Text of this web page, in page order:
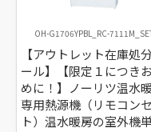
OH-G1706YPBL_RC-
【アウトレット在庫処
ール】【限定１につき
めに！】ノーリツ温水
専用熱源機（リモコン
ト）温水暖房の室外機